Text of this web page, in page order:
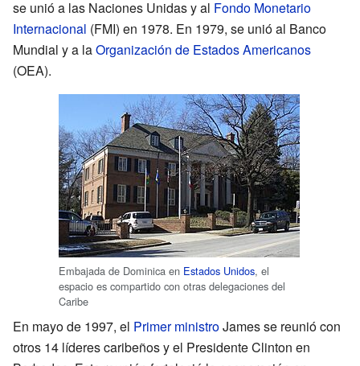
se unió a las Naciones Unidas y al Fondo Monetario
Internacional (FMI) en 1978. En 1979, se unió al Banco
Mundial y a laOrganización de Estados Americanos
(OEA).
Embajada de Dominica en Estados Unidos, el
espacio es compartido con otras delegaciones del
Caribe
En mayo de 1997, el Primer ministroJames se reunió con
otros 14 líderes caribeños y el Presidente Clinton en